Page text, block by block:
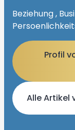
Beziehung ,
Profil
Alle Artikel